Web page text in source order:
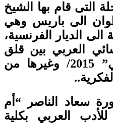
التى قام بها الشيخ
الى باريس وهي
الى الديار الفرنسية،
العربي بين قلق
السؤال وغواية الحكي” 2015/ وغيرها من
سعاد الناصر “أم
العربي بكلية